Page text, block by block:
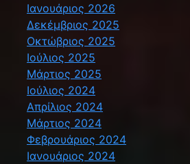
Ιανουάριος 2026
Δεκέμβριος 2025
Οκτώβριος 2025
Ιούλιος 2025
Μάρτιος 2025
Ιούλιος 2024
Απρίλιος 2024
Μάρτιος 2024
Φεβρουάριος 2024
Ιανουάριος 2024